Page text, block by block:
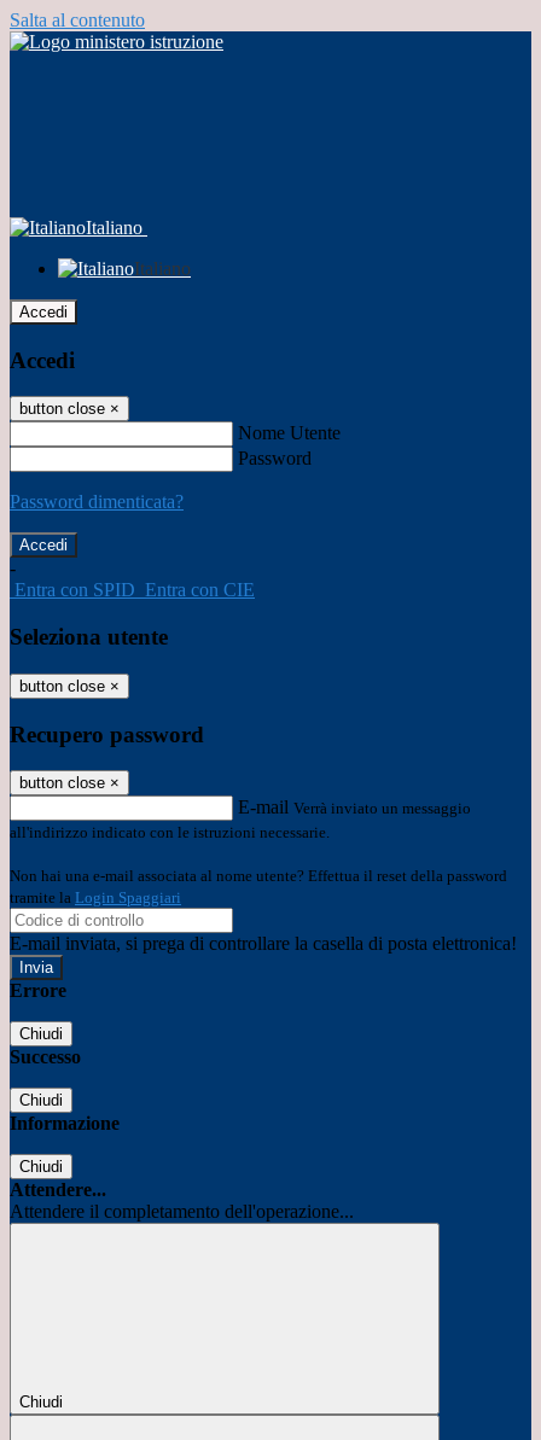
Salta al contenuto
Italiano
Italiano
Accedi
Accedi
button close ×
Nome Utente
Password
Password dimenticata?
-
Entra con SPID Entra con CIE
Seleziona utente
button close ×
Recupero password
button close ×
E-mail Verrà inviato un messaggio
all'indirizzo indicato con le istruzioni necessarie.
Non hai una e-mail associata al nome utente? Effettua il reset della password
tramite la Login Spaggiari
E-mail inviata, si prega di controllare la casella di posta elettronica!
Errore
Chiudi
Successo
Chiudi
Informazione
Chiudi
Attendere...
Attendere il completamento dell'operazione...
Chiudi